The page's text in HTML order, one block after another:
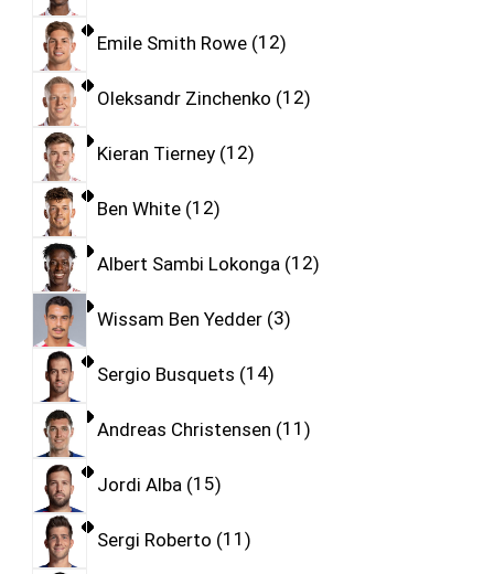
Emile Smith Rowe 12
Oleksandr Zinchenko 12
Kieran Tierney 12
Ben White 12
Albert Sambi Lokonga 12
Wissam Ben Yedder 3
Sergio Busquets 14
Andreas Christensen 11
Jordi Alba 15
Sergi Roberto 11